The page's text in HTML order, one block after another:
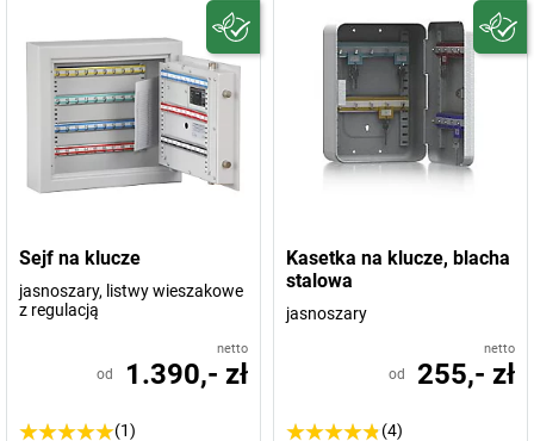
Sejf na klucze
jasnoszary, listwy wieszakowe
z regulacją
netto
od 1.390,- zł
(1)
Kasetka na klucze, blacha
stalowa
jasnoszary
netto
od 255,- zł
(4)